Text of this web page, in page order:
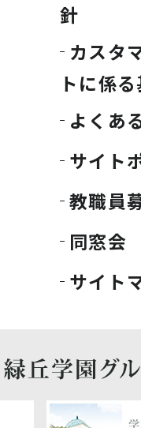
針
カスタ
トに係
よくあ
サイト
教職員
同窓会
サイト